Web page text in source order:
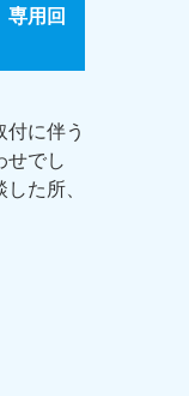
用回
に伴う
せでし
た所、